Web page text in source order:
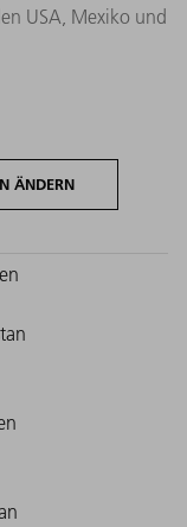
USA, Mexiko und
ÄNDERN